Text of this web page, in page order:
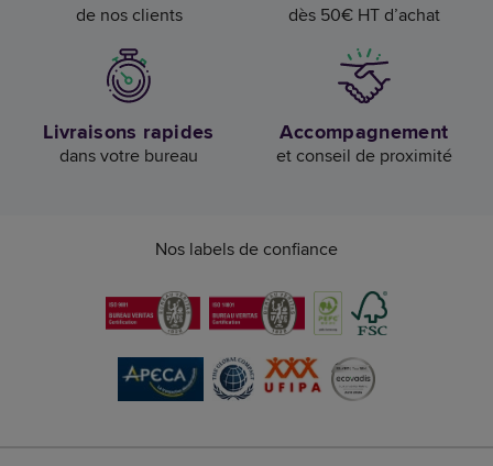
de nos clients dès 50€ HT d’achat
Livraisons rapides
dans votre bureau
Accompagnement
et conseil de proximité
Nos labels de confiance